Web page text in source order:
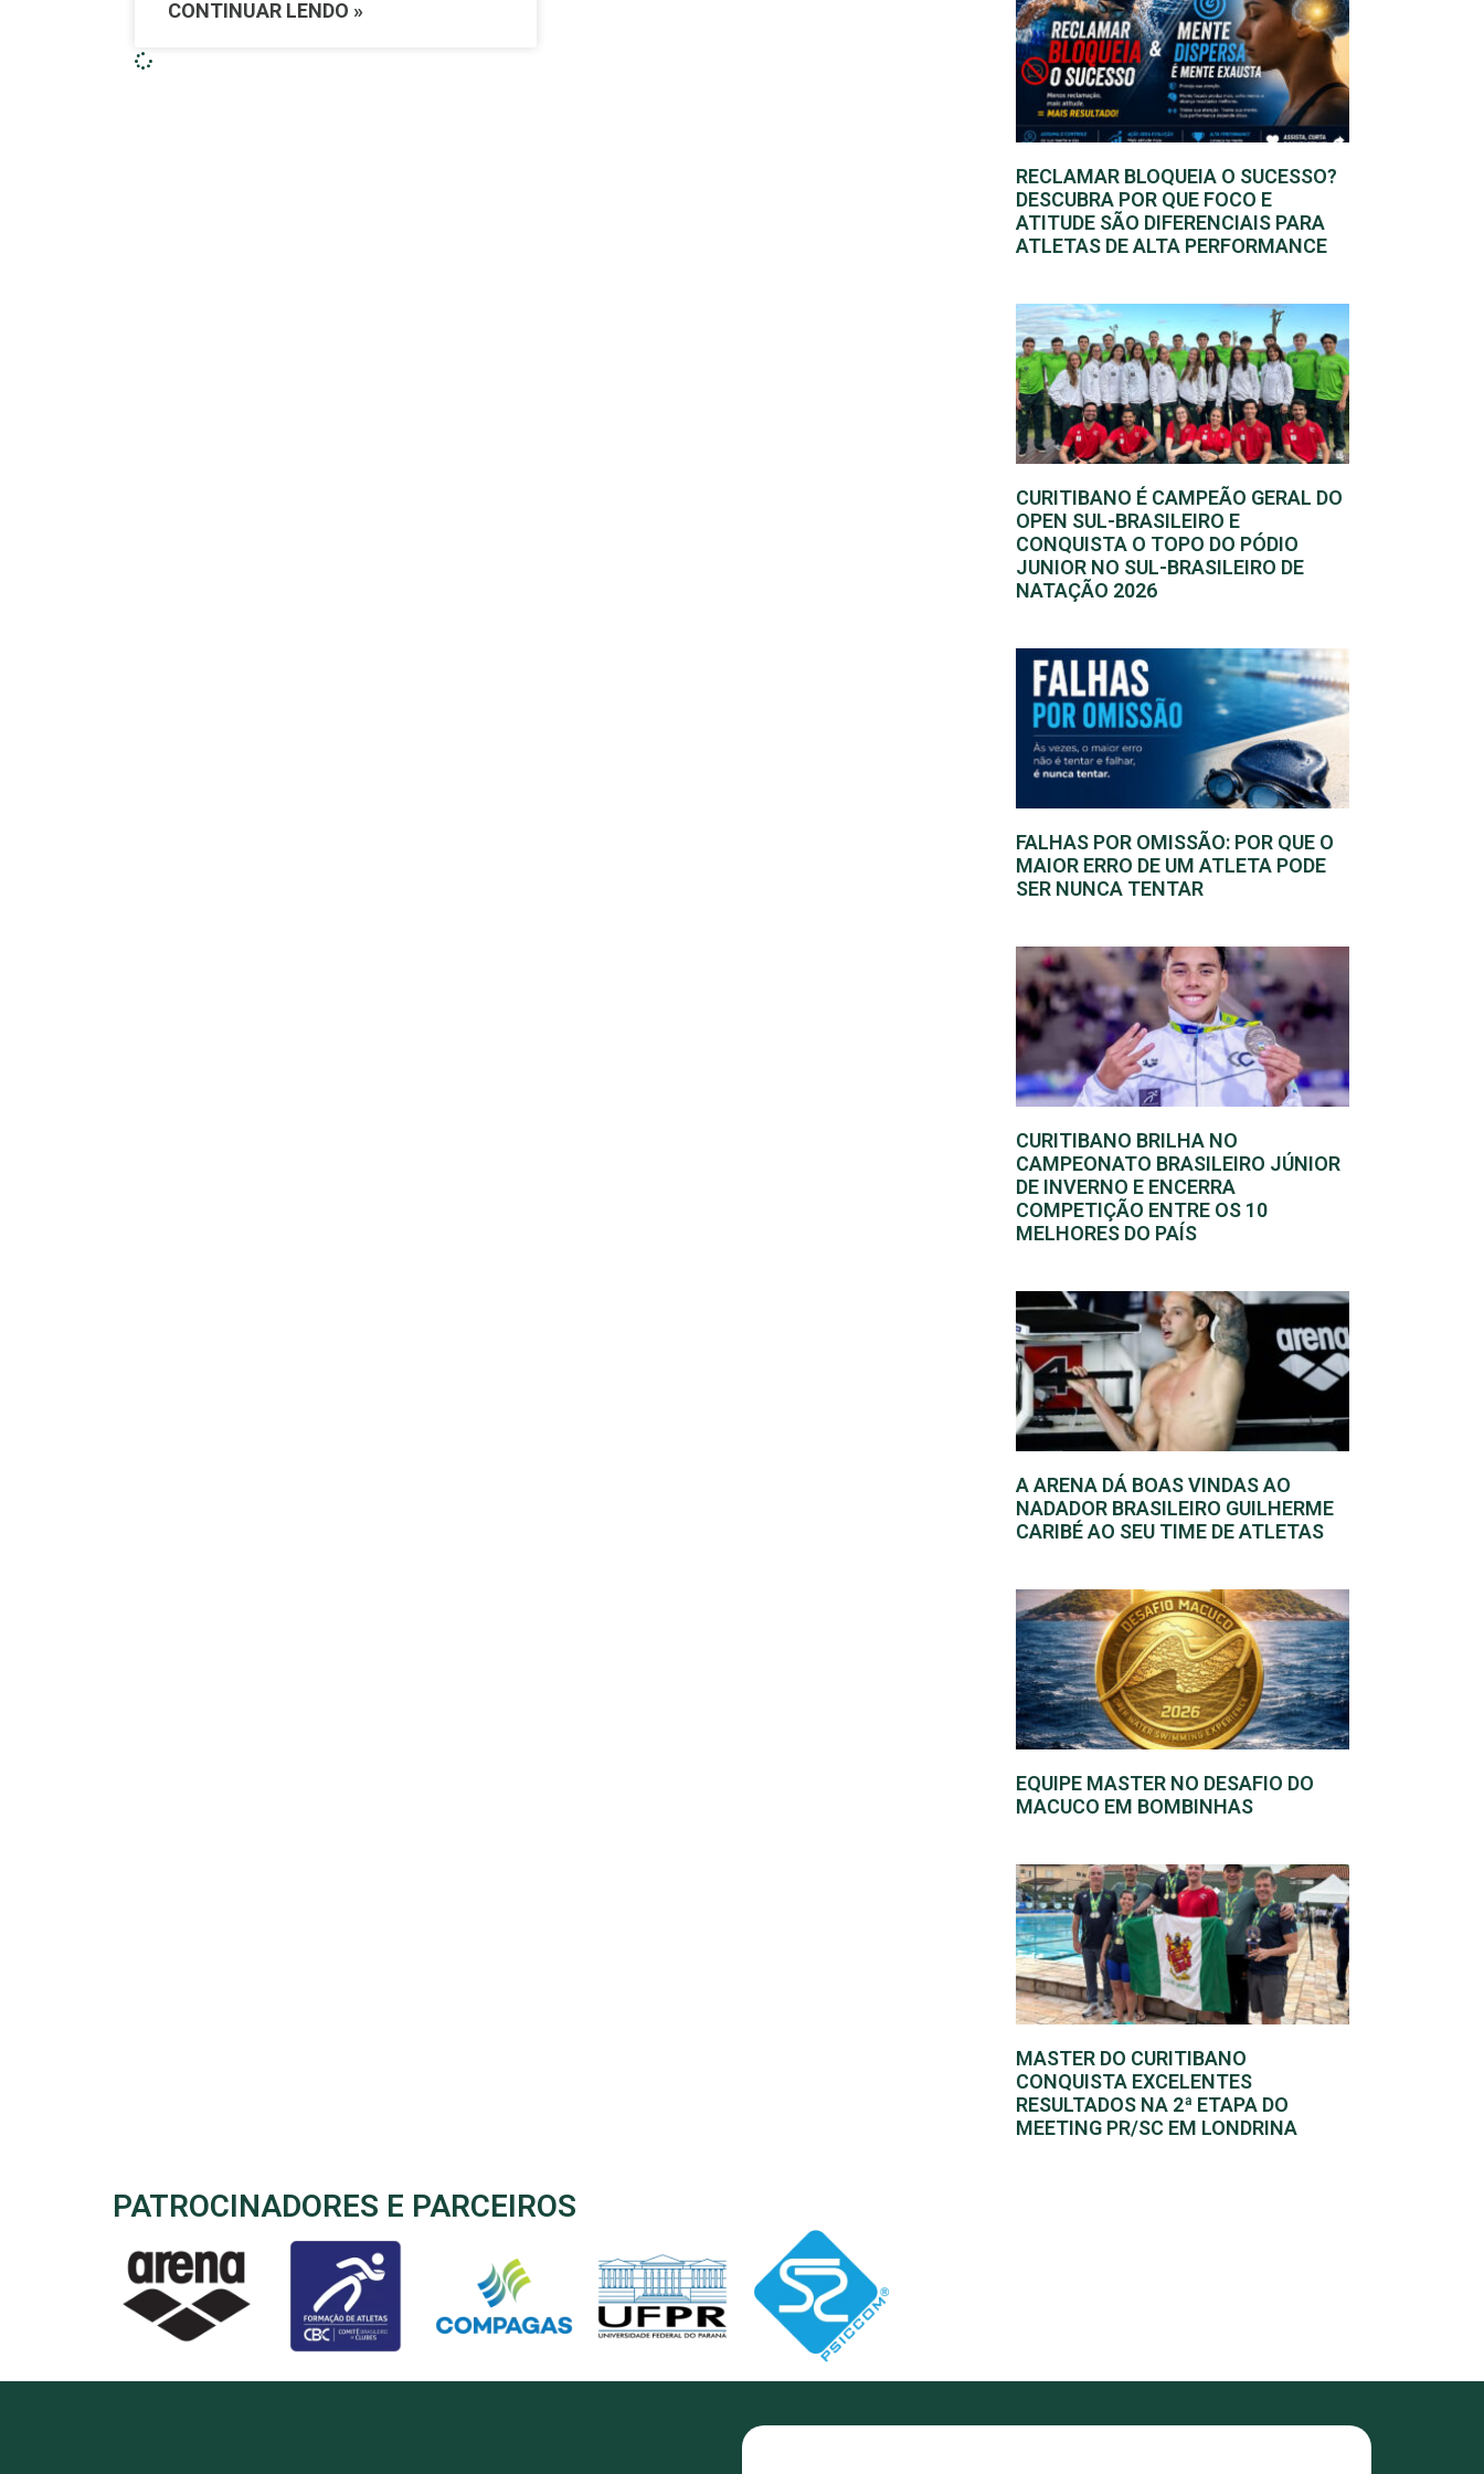
CONTINUAR LENDO »
RECLAMAR BLOQUEIA O SUCESSO?
DESCUBRA POR QUE FOCO E
ATITUDE SÃO DIFERENCIAIS PARA
ATLETAS DE ALTA PERFORMANCE
CURITIBANO É CAMPEÃO GERAL DO
OPEN SUL-BRASILEIRO E
CONQUISTA O TOPO DO PÓDIO
JUNIOR NO SUL-BRASILEIRO DE
NATAÇÃO 2026
FALHAS POR OMISSÃO: POR QUE O
MAIOR ERRO DE UM ATLETA PODE
SER NUNCA TENTAR
CURITIBANO BRILHA NO
CAMPEONATO BRASILEIRO JÚNIOR
DE INVERNO E ENCERRA
COMPETIÇÃO ENTRE OS 10
MELHORES DO PAÍS
A ARENA DÁ BOAS VINDAS AO
NADADOR BRASILEIRO GUILHERME
CARIBÉ AO SEU TIME DE ATLETAS
EQUIPE MASTER NO DESAFIO DO
MACUCO EM BOMBINHAS
MASTER DO CURITIBANO
CONQUISTA EXCELENTES
RESULTADOS NA 2ª ETAPA DO
MEETING PR/SC EM LONDRINA
PATROCINADORES E PARCEIROS